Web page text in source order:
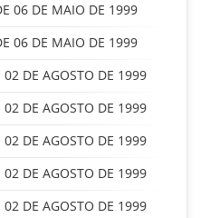
06 DE MAIO DE 1999
06 DE MAIO DE 1999
02 DE AGOSTO DE 1999
02 DE AGOSTO DE 1999
02 DE AGOSTO DE 1999
02 DE AGOSTO DE 1999
02 DE AGOSTO DE 1999